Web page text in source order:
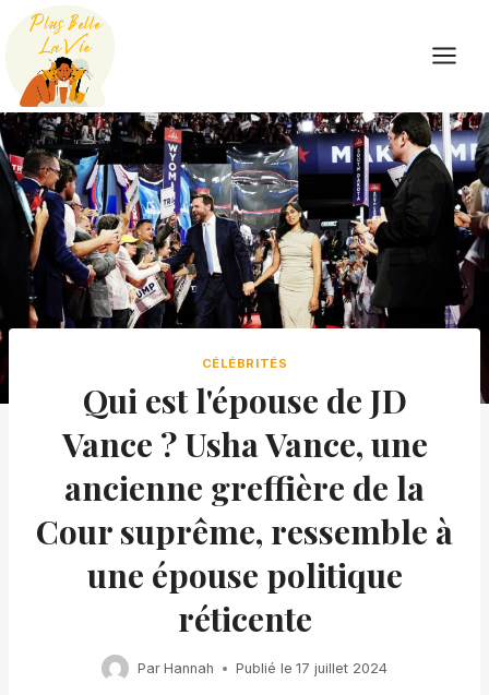
Skip
content
CÉLÉBRITÉS
Qui est l'épouse de JD
Vance ? Usha Vance, une
ancienne greffière de la
Cour suprême, ressemble à
une épouse politique
réticente
Par Hannah Publié le 17 juillet 2024